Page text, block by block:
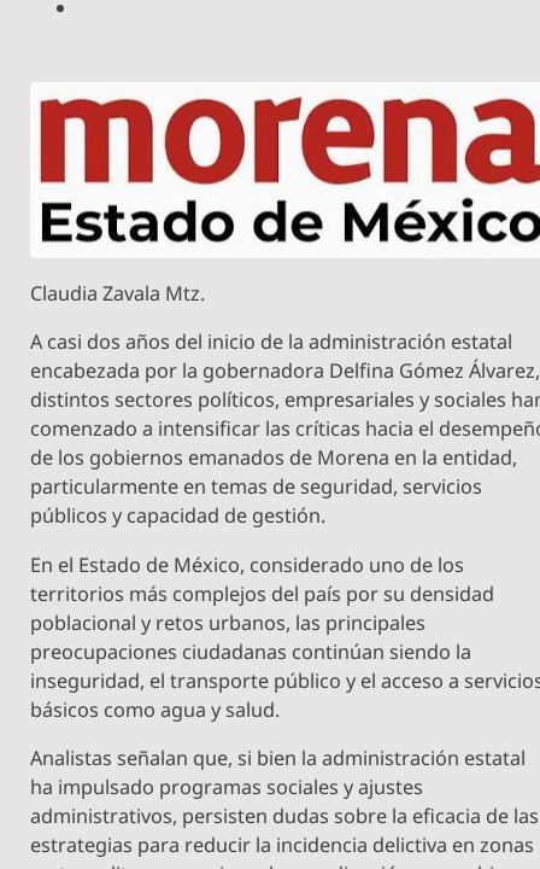
Claudia Zavala Mtz.
A casi dos años del inicio de la administración estatal
encabezada por la gobernadora Delfina Gómez Álvarez,
distintos sectores políticos, empresariales y sociales
comenzado a intensificar las críticas hacia el
de los gobiernos emanados de Morena en la entidad,
particularmente en temas de seguridad, servicios
públicos y capacidad de gestión.
En el Estado de México, considerado uno de los
territorios más complejos del país por su densidad
poblacional y retos urbanos, las principales
preocupaciones ciudadanas continúan siendo la
inseguridad, el transporte público y el acceso a
básicos como agua y salud.
Analistas señalan que, si bien la administración estatal
ha impulsado programas sociales y ajustes
administrativos, persisten dudas sobre la eficacia de las
estrategias para reducir la incidencia delictiva en zonas